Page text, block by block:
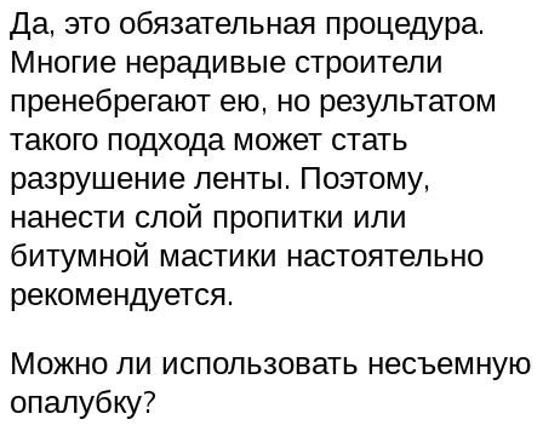
Да, это обязательная процедура.
Многие нерадивые строители
пренебрегают ею, но результатом
такого подхода может стать
разрушение ленты. Поэтому,
нанести слой пропитки или
битумной мастики настоятельно
рекомендуется.
Можно ли использовать несъемную
опалубку?